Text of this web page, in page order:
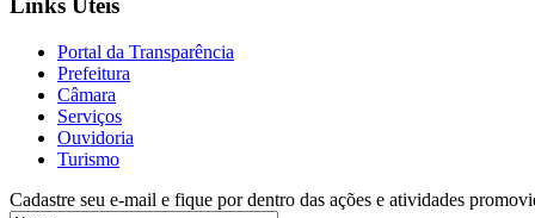
Links Úteis
Portal da Transparência
Prefeitura
Câmara
Serviços
Ouvidoria
Turismo
Cadastre seu e-mail e fique por dentro das ações e atividades